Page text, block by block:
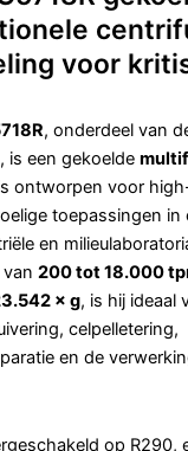
voor
, onderdeel van
is een gekoelde
ontworpen voor
toepassingen
en
200 tot 18.000
× g, is hij ideaal
celpelletering,
en de
op R290,